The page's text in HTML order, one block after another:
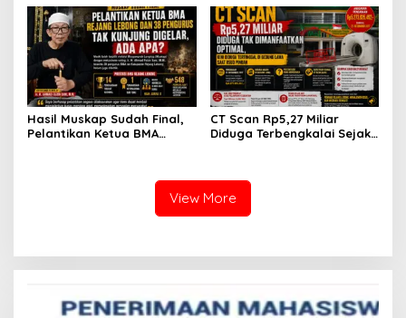
Hasil Muskap Sudah Final,
Pelantikan Ketua BMA
CT Scan Rp5,27 Miliar
Diduga Terbengkalai Sejak
View More